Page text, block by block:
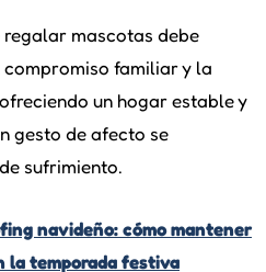
mascotas debe
familiar y la
un hogar estable y
gesto de afecto se
sufrimiento.
navideño: cómo mantener
la temporada festiva